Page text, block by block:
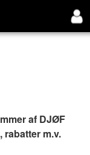
af DJØF
m.v.